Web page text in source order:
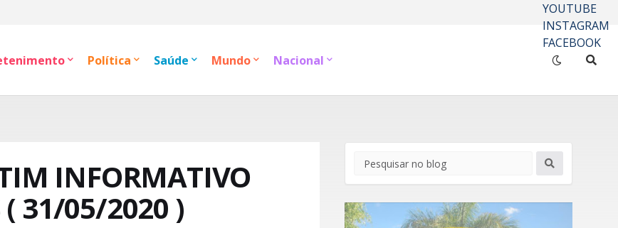
YOUTUBE
INSTAGRAM
FACEBOOK
Política Saúde Mundo Nacional
INFORMATIVO
( 31/05/2020 )